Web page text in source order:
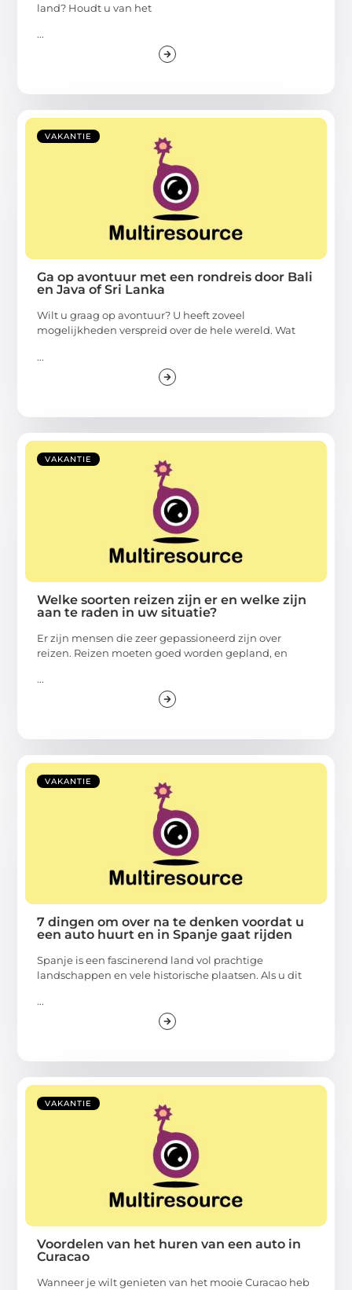
land? Houdt u van het
...
VAKANTIE
Ga op avontuur met een rondreis door Bali
en Java of Sri Lanka
Wilt u graag op avontuur? U heeft zoveel
mogelijkheden verspreid over de hele wereld. Wat
...
VAKANTIE
Welke soorten reizen zijn er en welke zijn
aan te raden in uw situatie?
Er zijn mensen die zeer gepassioneerd zijn over
reizen. Reizen moeten goed worden gepland, en
...
VAKANTIE
7 dingen om over na te denken voordat u
een auto huurt en in Spanje gaat rijden
Spanje is een fascinerend land vol prachtige
landschappen en vele historische plaatsen. Als u dit
...
VAKANTIE
Voordelen van het huren van een auto in
Curacao
Wanneer je wilt genieten van het mooie Curacao heb